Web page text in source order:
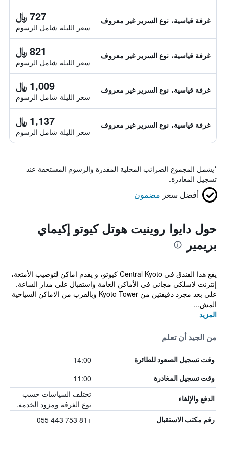
غرفة قياسية، نوع السرير غير معروف 727 ﷼
سعر الليلة شامل الرسوم
غرفة قياسية، نوع السرير غير معروف 821 ﷼
سعر الليلة شامل الرسوم
غرفة قياسية، نوع السرير غير معروف 1,009 ﷼
سعر الليلة شامل الرسوم
غرفة قياسية، نوع السرير غير معروف 1,137 ﷼
سعر الليلة شامل الرسوم
*يشمل المجموع الضرائب المحلية المقدرة والرسوم المستحقة عند
تسجيل المغادرة.
أفضل سعر مضمون
حول دايوا روينيت هوتل كيوتو إكيماي
بريمير
يقع هذا الفندق في Central Kyoto كيوتو، و يقدم اماكن لتوضيب الأمتعة،
إنترنت لاسلكي مجاني في الأماكن العامة واستقبال على مدار الساعة.
على بعد مجرد دقيقتين من Kyoto Tower وبالقرب من الاماكن السياحية
المش...
المزيد
من الجيد أن تعلم
وقت تسجيل الصعود للطائرة 14:00
وقت تسجيل المغادرة 11:00
الدفع والإلغاء
تختلف السياسات حسب
نوع الغرفة ومزود الخدمة.
رقم مكتب الاستقبال +81 753 443 055